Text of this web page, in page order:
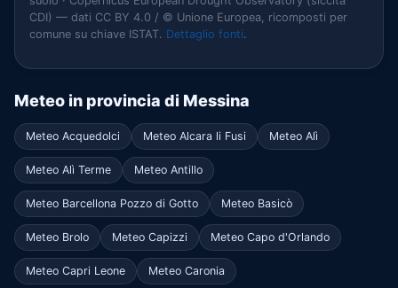
CDI) — dati CC BY 4.0 / © Unione Europea, ricomposti per
comune su chiave ISTAT. Dettaglio fonti.
Meteo in provincia di Messina
Meteo Acquedolci Meteo Alcara li Fusi Meteo Alì
Meteo Alì Terme Meteo Antillo
Meteo Barcellona Pozzo di Gotto Meteo Basicò
Meteo Brolo Meteo Capizzi Meteo Capo d'Orlando
Meteo Capri Leone Meteo Caronia